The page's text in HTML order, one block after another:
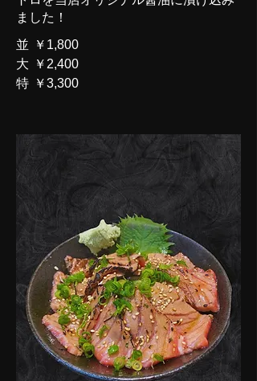
ました！
並
￥1,800
大
￥2,400
特 ￥3,300